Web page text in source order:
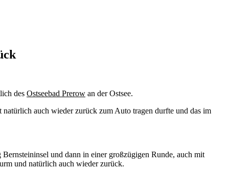
des Ostseebad Prerow an der Ostsee.
auch wieder zurück zum Auto tragen durfte und das im
Bernsteininsel und dann in einer großzügigen Runde, auch mit
und natürlich auch wieder zurück.